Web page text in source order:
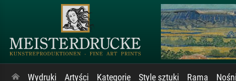
Wydruki Artyści Kategorie Style sztuki Rama